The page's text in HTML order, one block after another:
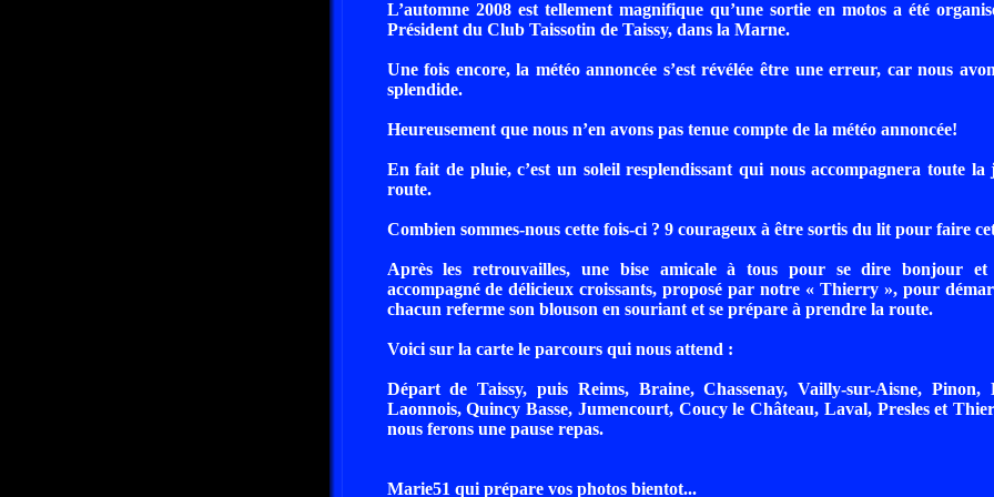
L’automne 2008 est tellement magnifique qu’une sortie en motos a été
Président du Club Taissotin de Taissy, dans la Marne.
Une fois encore, la météo annoncée s’est révélée être une erreur, car nous
splendide.
Heureusement que nous n’en avons pas tenue compte de la météo annoncée!
En fait de pluie, c’est un soleil resplendissant qui nous accompagnera toute
route.
Combien sommes-nous cette fois-ci ? 9 courageux à être sortis du lit pour faire
Après les retrouvailles, une bise amicale à tous pour se dire bonjour
accompagné de délicieux croissants, proposé par notre « Thierry », pour
chacun referme son blouson en souriant et se prépare à prendre la route.
Voici sur la carte le parcours qui nous attend :
Départ de Taissy, puis Reims, Braine, Chassenay, Vailly-sur-Aisne, Pinon,
Laonnois, Quincy Basse, Jumencourt, Coucy le Château, Laval, Presles et
nous ferons une pause repas.
Marie51 qui prépare vos photos bientot...